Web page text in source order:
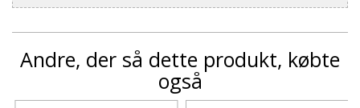
Andre, der så dette produkt, købte
også